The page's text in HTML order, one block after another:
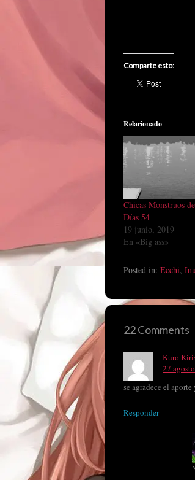
Comparte esto:
Relacionado
Chicas Monstruos
Días 54
19 junio, 2019
En «Big ass»
Posted in: Ecchi,
22 Comments
Kuro
27
se agradece el
Responder